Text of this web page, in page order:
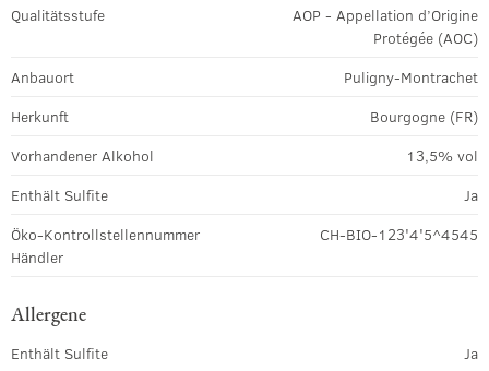
Qualitätsstufe
AOP - Appellation d’Origine
Protégée (AOC)
Anbauort
Puligny-Montrachet
Herkunft
Bourgogne (FR)
Vorhandener Alkohol
13,5% vol
Enthält Sulfite
Ja
Öko-Kontrollstellennummer
Händler
CH-BIO-123'4'5^4545
Allergene
Enthält Sulfite Ja